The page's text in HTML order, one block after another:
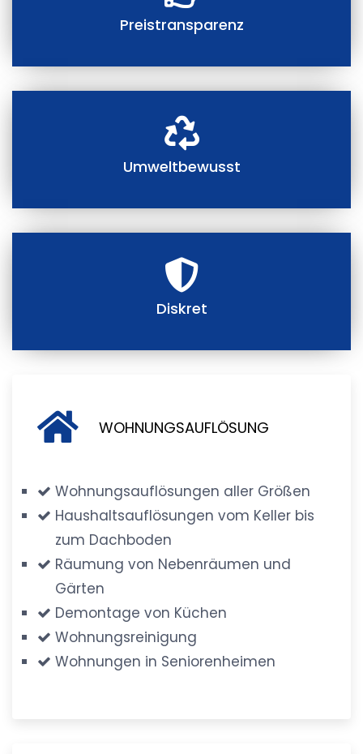
Preistransparenz
Umweltbewusst
Diskret
WOHNUNGSAUFLÖSUNG
Wohnungsauflösungen aller Größen
Haushaltsauflösungen vom Keller bis
zum Dachboden
Räumung von Nebenräumen und
Gärten
Demontage von Küchen
Wohnungsreinigung
Wohnungen in Seniorenheimen